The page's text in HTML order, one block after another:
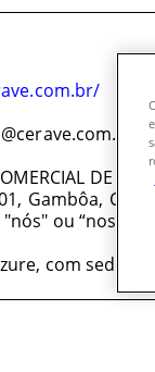
DE
Gambôa,
"nós" ou “nos
com sede